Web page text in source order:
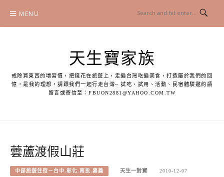
content
MENU
天生寶家族
戒除買東西的壞習慣，把錢花在旅遊上，走遍台灣吃遍美食，打造屬於我們的回
憶，是我的理想，請跟我們一起行走台灣~ 試吃、試用、活動、民宿體驗邀約請
留言或寄信至：FBUON2881@YAHOO.COM.TW
蕓蘆渡假山莊
中部旅遊住宿－台中.彰化.南投.嘉義 天生一對寶 2010-12-07